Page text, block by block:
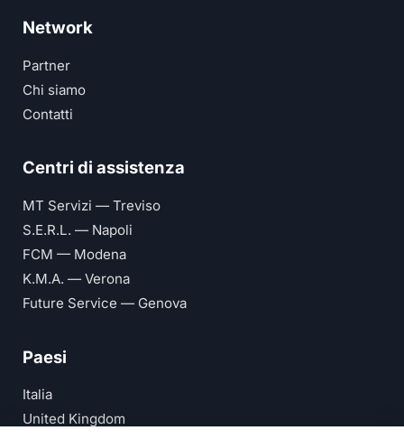
Network
Partner
Chi siamo
Contatti
Centri di assistenza
MT Servizi — Treviso
S.E.R.L. — Napoli
FCM — Modena
K.M.A. — Verona
Future Service — Genova
Paesi
Italia
United Kingdom